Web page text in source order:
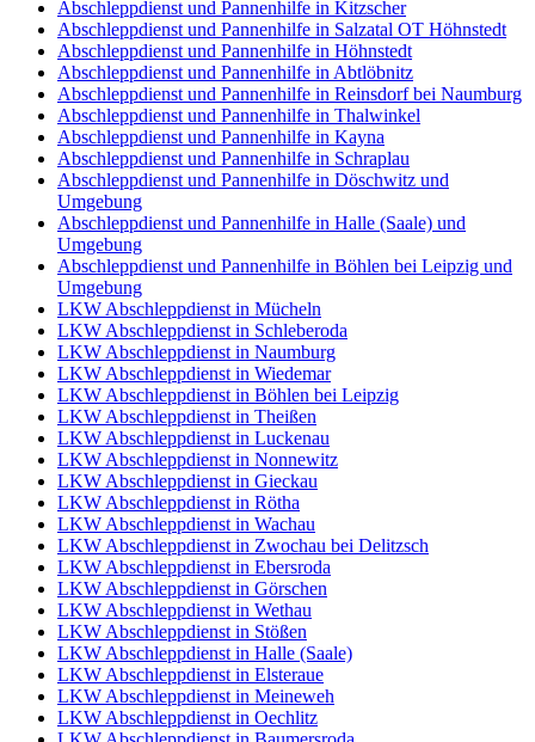
Abschleppdienst und Pannenhilfe in Kitzscher
Abschleppdienst und Pannenhilfe in Salzatal OT Höhnstedt
Abschleppdienst und Pannenhilfe in Höhnstedt
Abschleppdienst und Pannenhilfe in Abtlöbnitz
Abschleppdienst und Pannenhilfe in Reinsdorf bei Naumburg
Abschleppdienst und Pannenhilfe in Thalwinkel
Abschleppdienst und Pannenhilfe in Kayna
Abschleppdienst und Pannenhilfe in Schraplau
Abschleppdienst und Pannenhilfe in Döschwitz und
Umgebung
Abschleppdienst und Pannenhilfe in Halle (Saale) und
Umgebung
Abschleppdienst und Pannenhilfe in Böhlen bei Leipzig und
Umgebung
LKW Abschleppdienst in Mücheln
LKW Abschleppdienst in Schleberoda
LKW Abschleppdienst in Naumburg
LKW Abschleppdienst in Wiedemar
LKW Abschleppdienst in Böhlen bei Leipzig
LKW Abschleppdienst in Theißen
LKW Abschleppdienst in Luckenau
LKW Abschleppdienst in Nonnewitz
LKW Abschleppdienst in Gieckau
LKW Abschleppdienst in Rötha
LKW Abschleppdienst in Wachau
LKW Abschleppdienst in Zwochau bei Delitzsch
LKW Abschleppdienst in Ebersroda
LKW Abschleppdienst in Görschen
LKW Abschleppdienst in Wethau
LKW Abschleppdienst in Stößen
LKW Abschleppdienst in Halle (Saale)
LKW Abschleppdienst in Elsteraue
LKW Abschleppdienst in Meineweh
LKW Abschleppdienst in Oechlitz